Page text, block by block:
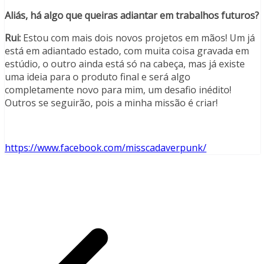
Aliás, há algo que queiras adiantar em trabalhos futuros?
Rui: Estou com mais dois novos projetos em mãos! Um já
está em adiantado estado, com muita coisa gravada em
estúdio, o outro ainda está só na cabeça, mas já existe
uma ideia para o produto final e será algo
completamente novo para mim, um desafio inédito!
Outros se seguirão, pois a minha missão é criar!
https://www.facebook.com/misscadaverpunk/